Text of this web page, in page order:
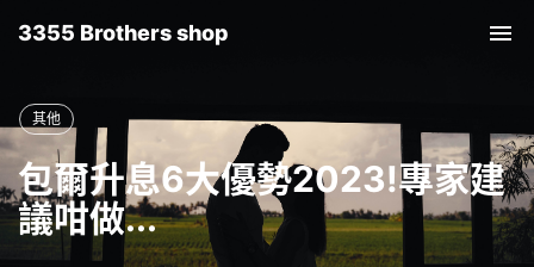
3355 Brothers shop
其他
包爾升息6大優勢2023!專家建
議咁做...